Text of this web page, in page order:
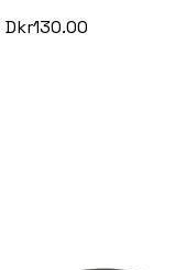
Dkr130.00